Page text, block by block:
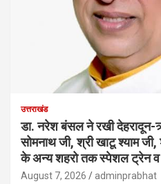
उत्तराखंड
डा. नरेश बंसल ने रखी देहरादून-
सोमनाथ जी, श्री खाटू श्याम जी,
के अन्य शहरो तक स्पेशल ट्रेन व
August 7, 2026 adminprabhat